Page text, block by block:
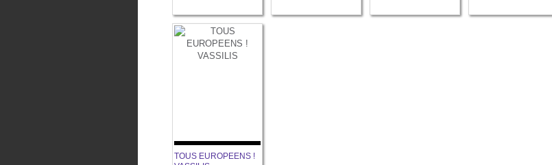
TOUS EUROPEENS !